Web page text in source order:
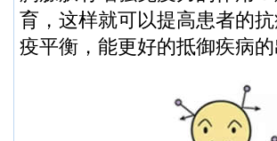
育，这样就可以提高患者的
疫平衡，能更好的抵御疾病的